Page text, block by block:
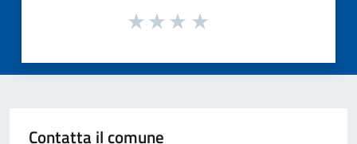
Contatta il comune